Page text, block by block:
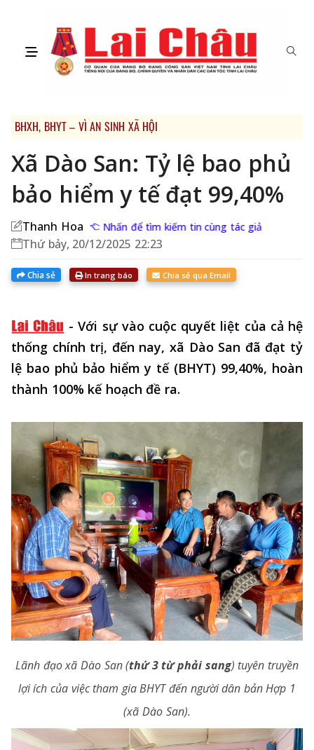
BHXH, BHYT – VÌ AN SINH XÃ HỘI
Xã Dào San: Tỷ lệ bao phủ
bảo hiểm y tế đạt 99,40%
Thanh Hoa Nhấn để tìm kiếm tin cùng tác giả
Thứ bảy, 20/12/2025 22:23
Chia sẻ In trang báo Chia sẻ qua Email
- Với sự vào cuộc quyết liệt của cả hệ
thống chính trị, đến nay, xã Dào San đã đạt tỷ
lệ bao phủ bảo hiểm y tế (BHYT) 99,40%, hoàn
thành 100% kế hoạch đề ra.
Lãnh đạo xã Dào San (thứ 3 từ phải sang) tuyên truyền
lợi ích của việc tham gia BHYT đến người dân bản Hợp 1
(xã Dào San).